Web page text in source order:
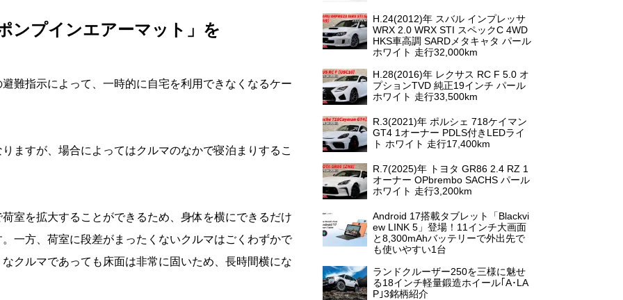
ンプインエアーマット」を
難指示によって、一時的に自宅を利用できなくなるケー
ますが、場合によってはクルマのなかで寝泊まりするこ
室を拡大することができるため、身体を横にできるだけ
一方、荷室に段差がまったくないクルマはごくわずかで
クルマであっても床面は非常に固いため、長時間横にな
H.24(2012)年 スバル インプレッサ
WRX 2.0 WRX STI スペックC 4WD
HKS車高調 SARDメタキャタ パール
ホワイト 走行32,000km
H.28(2016)年 レクサス RC F 5.0 オ
プションTVD 純正19インチ パール
ホワイト 走行33,500km
R.3(2021)年 ポルシェ 718ケイマン
GT4 1オーナー PDLS付きLEDライ
ト ホワイト 走行17,400km
R.7(2025)年 トヨタ GR86 2.4 RZ 1
オーナー OPbrembo SACHS パール
ホワイト 走行3,200km
Android 17搭載タブレット「Blackvi
ew LINK 5」登場！11インチ大画面
と8,300mAhバッテリーで外出先で
も使いやすい1台
ランドクルーザー250を三様に魅せ
る18インチ軽量鍛造ホイール｢A･LA
P｣3銘柄紹介